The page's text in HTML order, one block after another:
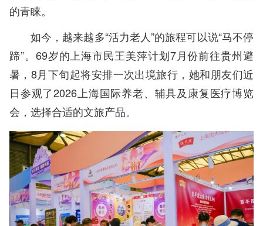
的青睐。
如今，越来越多“活力老人”的旅程可以说“马不停
蹄”。69岁的上海市民王美萍计划7月份前往贵州避
暑，8月下旬起将安排一次出境旅行，她和朋友们近
日参观了2026上海国际养老、辅具及康复医疗博览
会，选择合适的文旅产品。